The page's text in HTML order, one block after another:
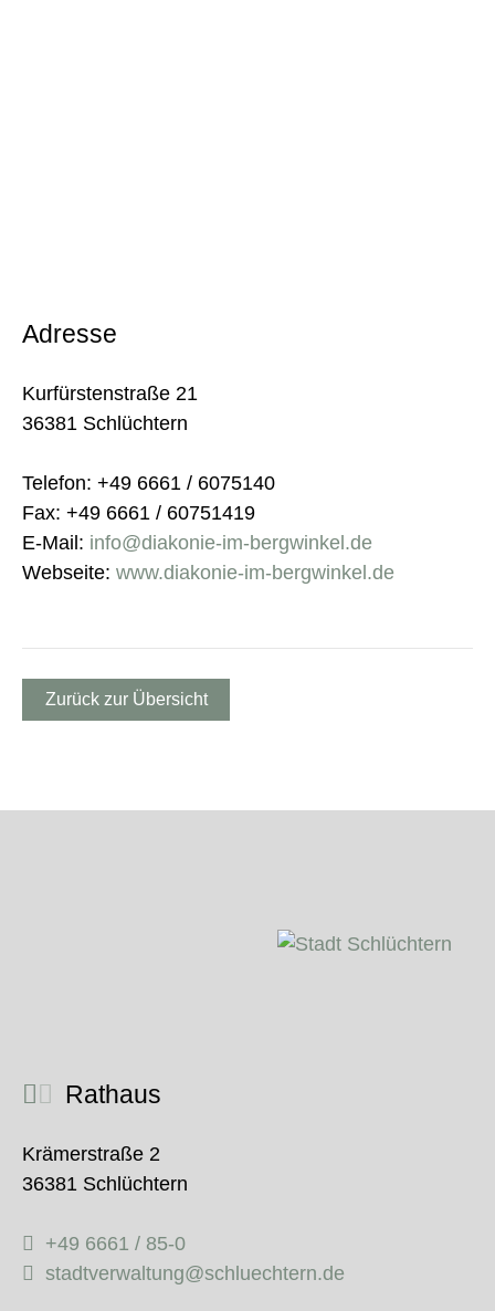
Adresse
Kurfürstenstraße 21
36381 Schlüchtern
Telefon: +49 6661 / 6075140
Fax: +49 6661 / 60751419
E-Mail: info@diakonie-im-bergwinkel.de
Webseite: www.diakonie-im-bergwinkel.de
Zurück zur Übersicht
Rathaus
Krämerstraße 2
36381 Schlüchtern
+49 6661 / 85-0
stadtverwaltung@schluechtern.de